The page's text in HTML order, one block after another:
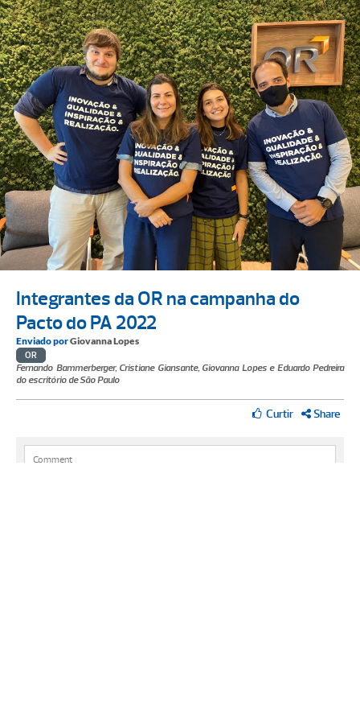
Integrantes da OR na campanha do
Pacto do PA 2022
Enviado porGiovanna Lopes
OR
Fernando Bammerberger, Cristiane Giansante, Giovanna Lopes e Eduardo Pedreira
do escritório de São Paulo
Share